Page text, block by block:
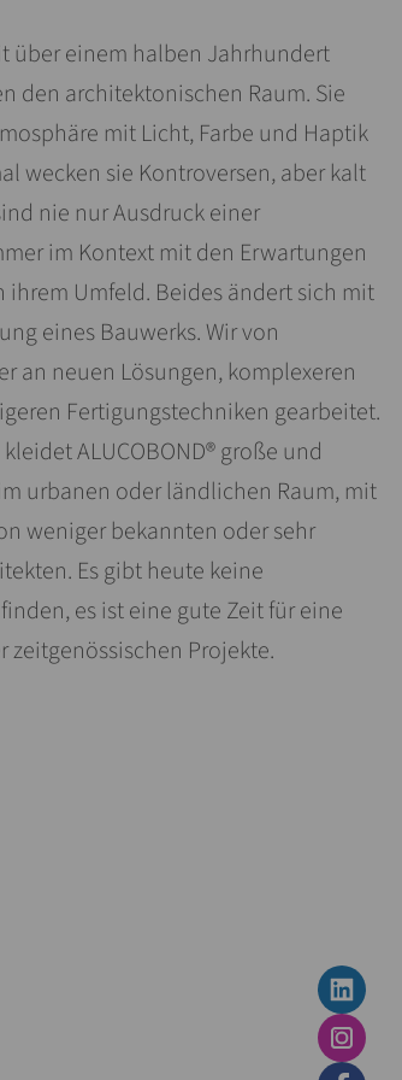
über einem halben Jahrhundert
den architektonischen Raum. Sie
mit Licht, Farbe und Haptik
wecken sie Kontroversen, aber kalt
nie nur Ausdruck einer
im Kontext mit den Erwartungen
Umfeld. Beides ändert sich mit
eines Bauwerks. Wir von
an neuen Lösungen, komplexeren
Fertigungstechniken gearbeitet.
ALUCOBOND® große und
urbanen oder ländlichen Raum, mit
weniger bekannten oder sehr
Es gibt heute keine
es ist eine gute Zeit für eine
zeitgenössischen Projekte.